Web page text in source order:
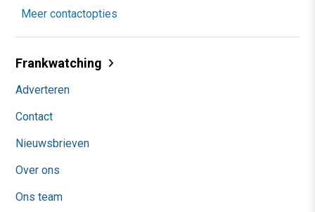
Meer contactopties
Frankwatching
Adverteren
Contact
Nieuwsbrieven
Over ons
Ons team